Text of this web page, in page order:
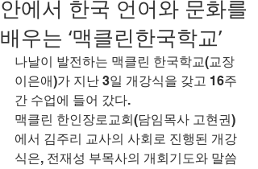
안에서 한국 언어와 문화를
배우는 ‘맥클린한국학교’
나날이 발전하는 맥클린 한국학교(교장
이은애)가 지난 3일 개강식을 갖고 16주
간 수업에 들어 갔다.
맥클린 한인장로교회(담임목사 고현권)
에서 김주리 교사의 사회로 진행된 개강
식은, 전재성 부목사의 개회기도와 말씀